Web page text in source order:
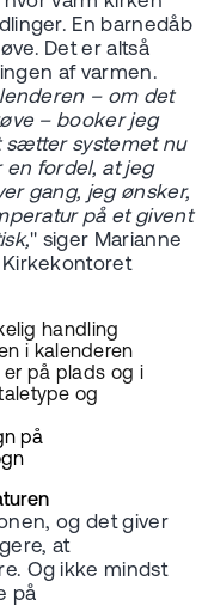
En barnedåb
Det er altså
af varmen.
– om det
– booker jeg
sætter systemet nu
en fordel, at jeg
gang, jeg ønsker,
på et givent
" siger Marianne
Kirkekontoret
handling
i kalenderen
på plads og i
og
på
og det giver
at
Og ikke mindst
på